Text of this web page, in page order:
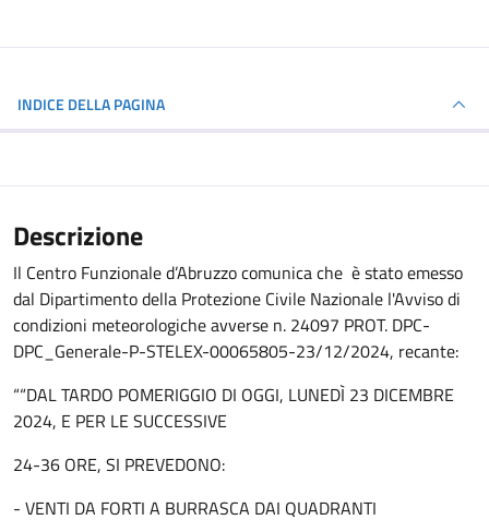
INDICE DELLA PAGINA
Descrizione
Il Centro Funzionale d’Abruzzo comunica che è stato emesso
dal Dipartimento della Protezione Civile Nazionale l'Avviso di
condizioni meteorologiche avverse n. 24097 PROT. DPC-
DPC_Generale-P-STELEX-00065805-23/12/2024, recante:
““DAL TARDO POMERIGGIO DI OGGI, LUNEDÌ 23 DICEMBRE
2024, E PER LE SUCCESSIVE
24-36 ORE, SI PREVEDONO:
- VENTI DA FORTI A BURRASCA DAI QUADRANTI